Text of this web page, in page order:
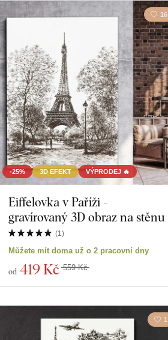
-25% 3D EFEKT VÝPRODEJ 🔥
16
Eiffelovka v Paříži -
gravírovaný 3D obraz na stěnu
(1)
Můžete mít doma už o 2 pracovní dny
od 419 Kč 559 Kč
1